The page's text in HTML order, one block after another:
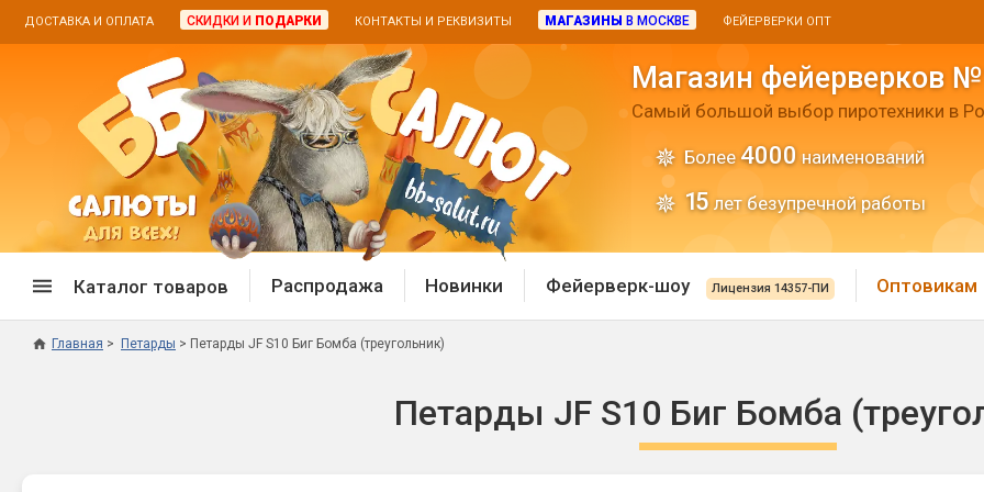
ДОСТАВКА И ОПЛАТА СКИДКИ И ПОДАРКИ КОНТАКТЫ И РЕКВИЗИТЫ МАГАЗИНЫ В МОСКВЕ ФЕЙЕРВЕРКИ ОПТ
Магазин фейерверков
Самый большой выбор пиротехники в
Более 4000наименований
15 лет безупречной работы
Каталог товаров
Дневные батареи
Хлопушки и
Распродажа Новинки Фейерверк-шоу Лицензия 14357-ПИ Оптовикам
Главная Петарды Петарды JF S10 Биг Бомба (треугольник)
Петарды JF S10 Биг Бомба